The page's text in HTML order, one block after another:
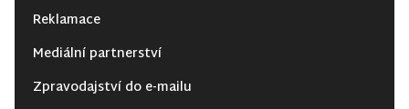
Reklamace
Mediální partnerství
Zpravodajství do e-mailu